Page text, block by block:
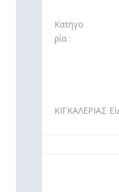
Κατηγο
ρία :
ΚΙΓΚΑΛΕΡΙΑΣ